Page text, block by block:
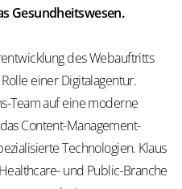
Gesundheitswesen.
des Webauftritts
einer Digitalagentur.
Team auf eine moderne
Content-Management-
Technologien. Klaus
und Public-Branche